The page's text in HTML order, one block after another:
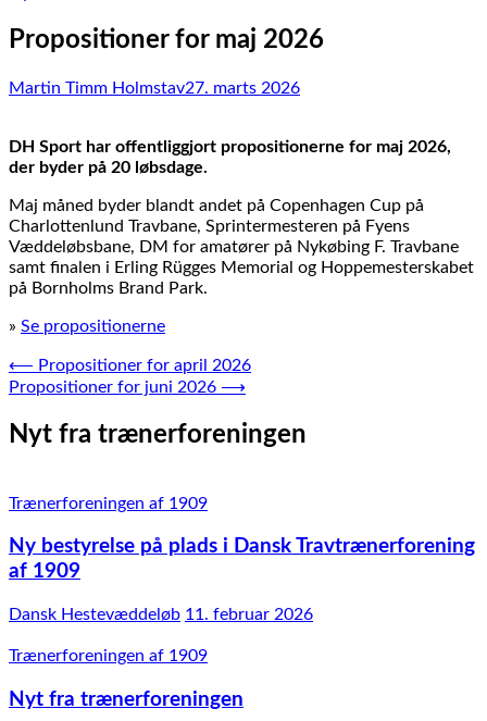
Propositioner for maj 2026
Martin Timm Holmstav27. marts 2026
DH Sport har offentliggjort propositionerne for maj 2026,
der byder på 20 løbsdage.
Maj måned byder blandt andet på Copenhagen Cup på
Charlottenlund Travbane, Sprintermesteren på Fyens
Væddeløbsbane, DM for amatører på Nykøbing F. Travbane
samt finalen i Erling Rügges Memorial og Hoppemesterskabet
på Bornholms Brand Park.
» Se propositionerne
Indlægsnavigation
⟵ Propositioner for april 2026
Propositioner for juni 2026 ⟶
Nyt fra trænerforeningen
Trænerforeningen af 1909
Ny bestyrelse på plads i Dansk Travtrænerforening
af 1909
Dansk Hestevæddeløb 11. februar 2026
Trænerforeningen af 1909
Nyt fra trænerforeningen